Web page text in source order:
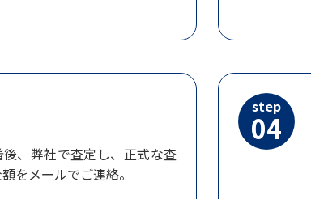
、弊社で査定し、正式な査
をメールでご連絡。
step
04